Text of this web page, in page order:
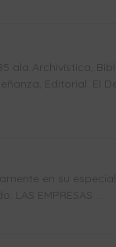
ala Archivística,
Editorial. El
en su
EMPRESAS ...